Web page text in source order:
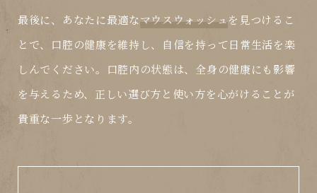
最後に、あなたに最適なマウスウォッシュを見つけるこ
とで、口腔の健康を維持し、自信を持って日常生活を楽
しんでください。口腔内の状態は、全身の健康にも影響
を与えるため、正しい選び方と使い方を心がけることが
貴重な一歩となります。